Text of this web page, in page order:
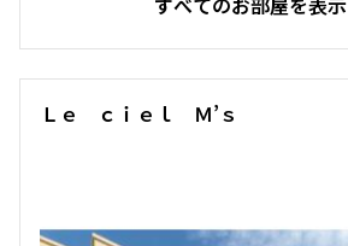
Ｌｅ ｃｉｅｌ Ｍ’ｓ